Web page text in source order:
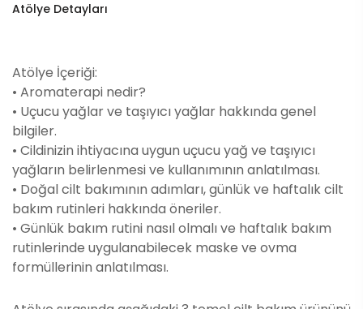
Atölye Detayları
Atölye İçeriği:
• Aromaterapi nedir?
• Uçucu yağlar ve taşıyıcı yağlar hakkında genel
bilgiler.
• Cildinizin ihtiyacına uygun uçucu yağ ve taşıyıcı
yağların belirlenmesi ve kullanımının anlatılması.
• Doğal cilt bakımının adımları, günlük ve haftalık cilt
bakım rutinleri hakkında öneriler.
• Günlük bakım rutini nasıl olmalı ve haftalık bakım
rutinlerinde uygulanabilecek maske ve ovma
formüllerinin anlatılması.